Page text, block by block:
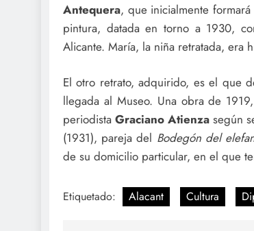
Antequera, que inicialmente
pintura, datada en torno a 1930,
Alicante. María, la niña retratada, era
El otro retrato, adquirido, es el que
llegada al Museo. Una obra de
periodistaGraciano Atienza según
(1931), pareja del Bodegón del
de su domicilio particular, en el que
Etiquetado: Alacant Cultura